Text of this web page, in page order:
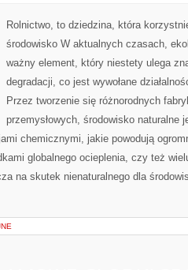
OKRESIE
ROZWOJU
Rolnictwo, to dziedzina, która
środowisko W aktualnych czasach,
ważny element, który niestety ulega
degradacji, co jest wywołane
Przez tworzenie się różnorodnych
przemysłowych, środowisko naturalne
chemicznymi, jakie powodują
globalnego ocieplenia, czy też
na skutek nienaturalnego dla